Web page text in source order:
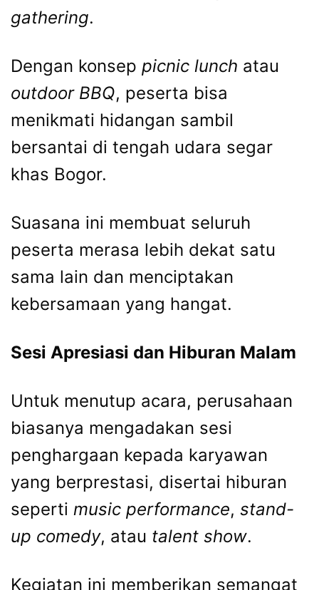
gathering.
Dengan konsep picnic lunch atau
outdoor BBQ, peserta bisa
menikmati hidangan sambil
bersantai di tengah udara segar
khas Bogor.
Suasana ini membuat seluruh
peserta merasa lebih dekat satu
sama lain dan menciptakan
kebersamaan yang hangat.
Sesi Apresiasi dan Hiburan Malam
Untuk menutup acara, perusahaan
biasanya mengadakan sesi
penghargaan kepada karyawan
yang berprestasi, disertai hiburan
seperti music performance, stand-
up comedy, atau talent show.
Kegiatan ini memberikan semangat